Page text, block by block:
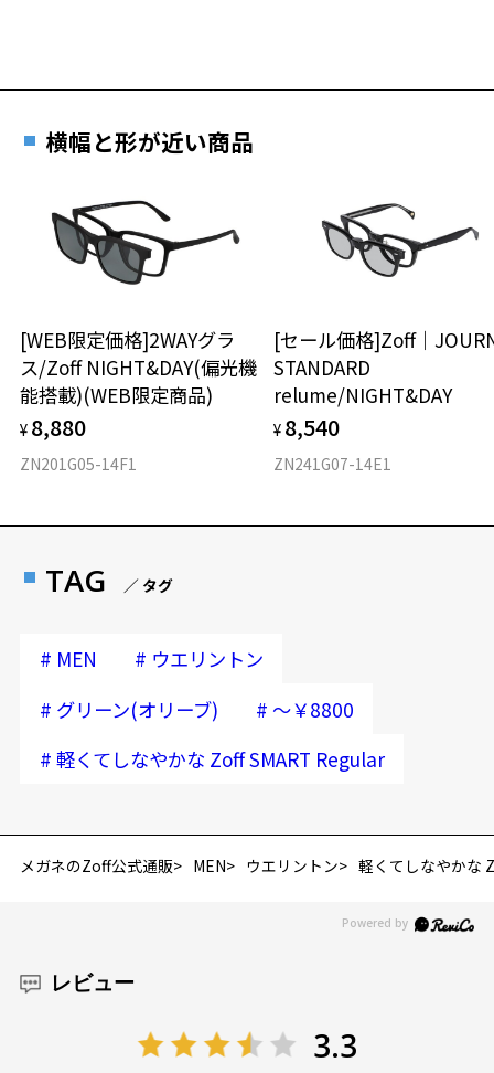
お気に入りに追加済です。
横幅と形が近い商品
[WEB限定価格]2WAYグラ
ス/Zoff NIGHT&DAY(偏光機
能搭載)(WEB限定商品)
¥ 8,880
ZN201G05-14F1
[セール価格]Zoff｜
STANDARD
relume/NIGHT&DAY
¥ 8,540
ZN241G07-14E1
TAG ／ タグ
# MEN # ウエリントン
# グリーン(オリーブ) # ～￥8800
# 軽くてしなやかな Zoff SMART Regular
メガネのZoff公式通販 MEN ウエリントン 軽くてしなやかな
レビュー
3.3